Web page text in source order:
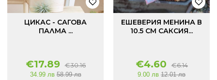
ЦИКАС - САГОВА
ПАЛМА ...
€17.89 €30.16
34.99 лв 58.99 лв
ЕШЕВЕРИЯ МЕНИНА В
10.5 СМ САКСИЯ...
€4.60 €6.14
9.00 лв 12.01 лв